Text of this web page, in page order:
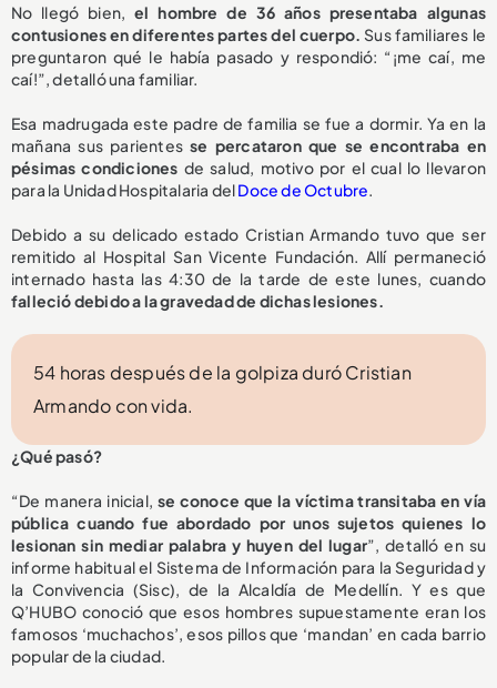
No llegó bien,el hombre de 36 años presentaba algunas
contusiones en diferentes partes del cuerpo. Sus familiares le
preguntaron qué le había pasado y respondió: “¡me caí, me
caí!”, detalló una familiar.
Esa madrugada este padre de familia se fue a dormir. Ya en la
mañana sus parientesse percataron que se encontraba en
pésimas condiciones de salud, motivo por el cual lo llevaron
para la Unidad Hospitalaria delDoce de Octubre.
Debido a su delicado estado Cristian Armando tuvo que ser
remitido al Hospital San Vicente Fundación. Allí permaneció
internado hasta las 4:30 de la tarde de este lunes, cuando
falleció debido a la gravedad de dichas lesiones.
54 horas después de la golpiza duró Cristian
Armando con vida.
¿Qué pasó?
“De manera inicial, se conoce que la víctima transitaba en vía
pública cuando fue abordado por unos sujetos quienes lo
lesionan sin mediar palabra y huyen del lugar”, detalló en su
informe habitual el Sistema de Información para la Seguridad y
la Convivencia (Sisc), de la Alcaldía de Medellín. Y es que
Q’HUBO conoció que esos hombres supuestamente eran los
famosos ‘muchachos’, esos pillos que ‘mandan’ en cada barrio
popular de la ciudad.